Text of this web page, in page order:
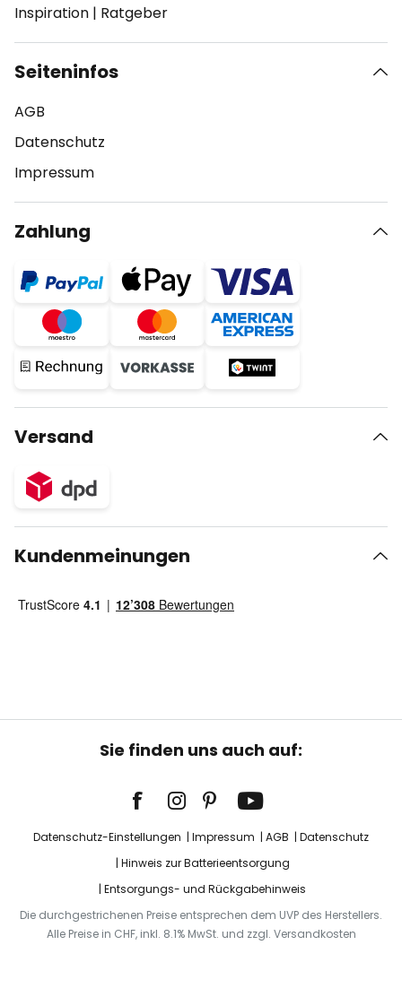
Inspiration | Ratgeber
Seiteninfos
AGB
Datenschutz
Impressum
Zahlung
Versand
Kundenmeinungen
Sie finden uns auch auf:
Datenschutz-Einstellungen Impressum AGB
Datenschutz
Hinweis zur Batterieentsorgung
Entsorgungs- und Rückgabehinweis
Die durchgestrichenen Preise entsprechen dem UVP des Herstellers.
Alle Preise in CHF, inkl. 8.1% MwSt. und zzgl. Versandkosten